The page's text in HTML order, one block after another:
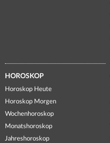
HOROSKOP
Horoskop Heute
Horoskop Morgen
Wochenhoroskop
Monatshoroskop
Jahreshoroskop